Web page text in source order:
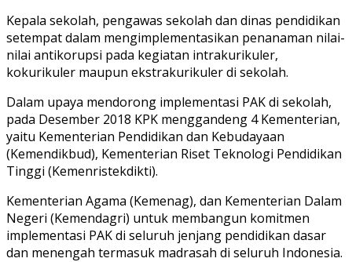
Kepala sekolah, pengawas sekolah dan dinas pendidikan
setempat dalam mengimplementasikan penanaman nilai-
nilai antikorupsi pada kegiatan intrakurikuler,
kokurikuler maupun ekstrakurikuler di sekolah.
Dalam upaya mendorong implementasi PAK di sekolah,
pada Desember 2018 KPK menggandeng 4 Kementerian,
yaitu Kementerian Pendidikan dan Kebudayaan
(Kemendikbud), Kementerian Riset Teknologi Pendidikan
Tinggi (Kemenristekdikti).
Kementerian Agama (Kemenag), dan Kementerian Dalam
Negeri (Kemendagri) untuk membangun komitmen
implementasi PAK di seluruh jenjang pendidikan dasar
dan menengah termasuk madrasah di seluruh Indonesia.